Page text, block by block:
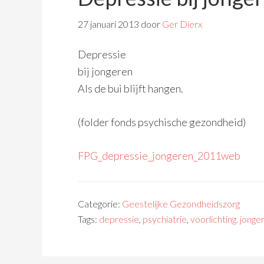
27 januari 2013 door Ger Dierx
Depressie
bij jongeren
Als de bui blijft hangen.
(folder fonds psychische gezondheid)
FPG_depressie_jongeren_2011web
Categorie: Geestelijke Gezondheidszorg
Tags: depressie psychiatrie voorlichting.